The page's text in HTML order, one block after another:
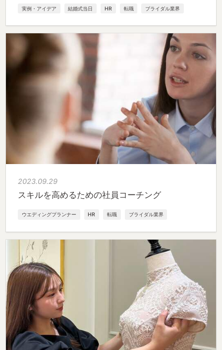
実例・アイデア 結婚式当日 HR 転職 ブライダル業界
2023.09.29
スキルを高めるための社員コーチング
ウエディングプランナー HR 転職 ブライダル業界